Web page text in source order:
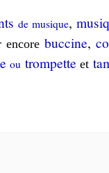
de mu­sique,
en­core buc­cine,
ou trom­pette et